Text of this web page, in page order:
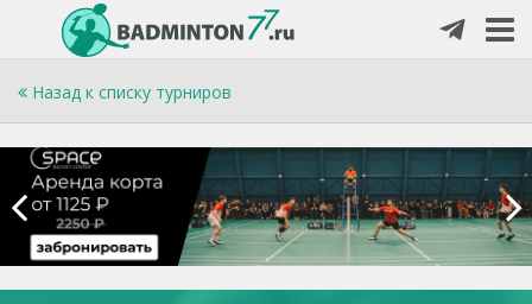
Назад к списку турниров